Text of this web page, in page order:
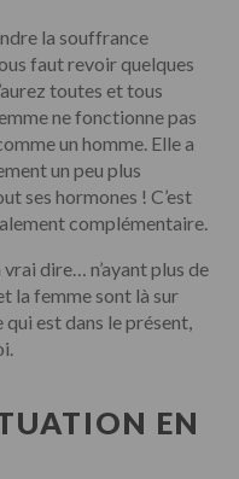
la souffrance
faut revoir quelques
toutes et tous
ne fonctionne pas
un homme. Elle a
un peu plus
ses hormones ! C’est
complémentaire.
dire… n’ayant plus de
la femme sont là sur
est dans le présent,
EN